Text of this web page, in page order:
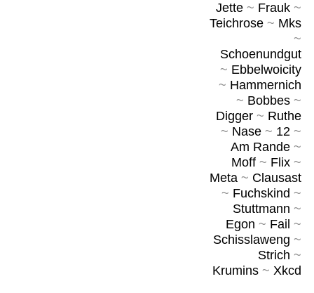
Jette~ Frauk~
Teichrose~ Mks
~
Schoenundgut
~ Ebbelwoicity
~ Hammernich
~ Bobbes~
Digger~ Ruthe
~ Nase~ 12~
Am Rande~
Moff~ Flix~
Meta~ Clausast
~ Fuchskind ~
Stuttmann ~
Egon ~ Fail ~
Schisslaweng ~
Strich ~
Krumins~ Xkcd